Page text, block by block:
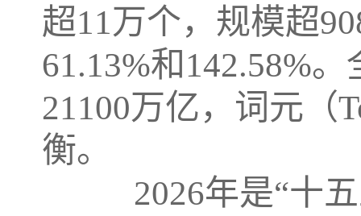
超11万个，规模超
61.13%和142.58%
21100万亿，词元（
衡。
2026年是“十五